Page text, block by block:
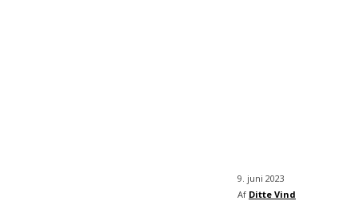
9. juni 2023
Af Ditte Vind